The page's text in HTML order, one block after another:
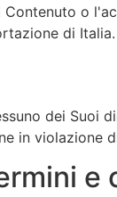
o
di Italia.
dei
in violazione
e